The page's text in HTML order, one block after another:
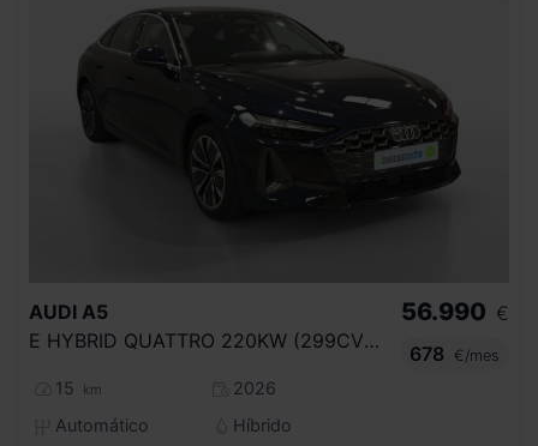
AUDI A5
E HYBRID QUATTRO 220KW (299CV) ADVANCED
15 km
2026
Automático
Híbrido
56.990 €
678
€/mes